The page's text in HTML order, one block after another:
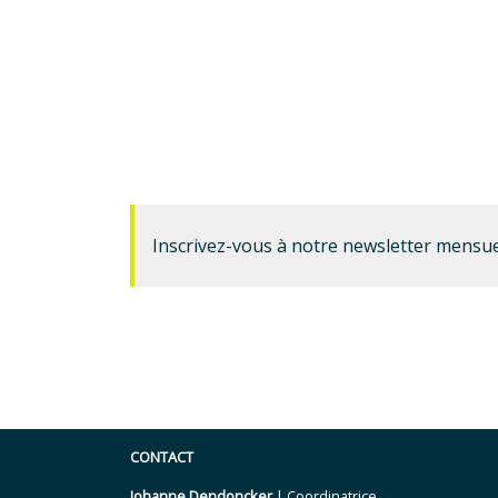
Inscrivez-vous à notre newsletter
CONTACT